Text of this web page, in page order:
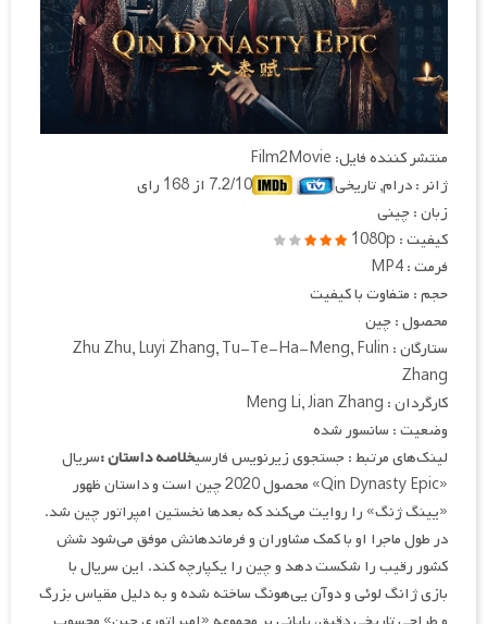
منتشر کننده فایل: Film2Movie
ژانر : درام, تاریخی
7.2/10 از 168 رای
زبان : چینی
کیفیت : 1080p
فرمت : MP4
حجم : متفاوت با کیفیت
محصول : چین
ستارگان : Zhu Zhu, Luyi Zhang, Tu-Te-Ha-Meng, Fulin
Zhang
کارگردان : Meng Li, Jian Zhang
وضعیت : سانسور شده
لینک‌های مرتبط : جستجوی زیرنویس فارسیخلاصه داستان :سریال
«Qin Dynasty Epic» محصول 2020 چین است و داستان ظهور
«یینگ ژنگ» را روایت می‌کند که بعدها نخستین امپراتور چین شد.
در طول ماجرا او با کمک مشاوران و فرماندهانش موفق می‌شود شش
کشور رقیب را شکست دهد و چین را یکپارچه کند. این سریال با
بازی ژانگ لوئی و دوآن یی‌هونگ ساخته شده و به دلیل مقیاس بزرگ